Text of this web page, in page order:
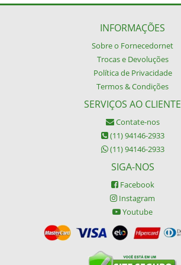
INFORMAÇÕES
Sobre o Fornecedornet
Trocas e Devoluções
Política de Privacidade
Termos & Condições
SERVIÇOS AO CLIENTE
Contate-nos
(11) 94146-2933
(11) 94146-2933
SIGA-NOS
Facebook
Instagram
Youtube